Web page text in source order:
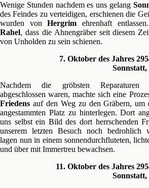
Wenige Stunden nachdem es uns gelang
des Feindes zu verteidigen, erschienen die
wurden vonHergrim ehrenhaft
Rahel, dass die Ahnengräber seit diesem
von Unholden zu sein schienen.
7. Oktober des Jahres
Nachdem die gröbsten Reparaturen
abgeschlossen waren, machte sich eine
Friedens auf den Weg zu den Gräbern, um
angestammten Platz zu hinterlegen. Dort
uns selbst ein Bild des dort herrschenden
unserem letzten Besuch noch bedrohlich
lagen nun in einem sonnendurchfluteten,
und über mit Immertreu bewachsen.
11. Oktober des Jahres